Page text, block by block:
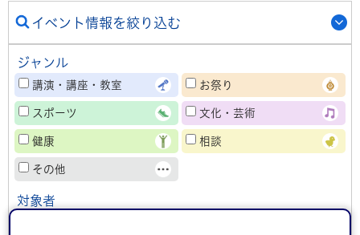
イベント情報を絞り込む
ジャンル
講演・講座・教室 お祭り
スポーツ 文化・芸術
健康 相談
その他
対象者